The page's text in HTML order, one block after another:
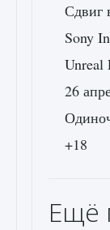
Сдвиг
Sony
Unreal
26
+18
Ещё